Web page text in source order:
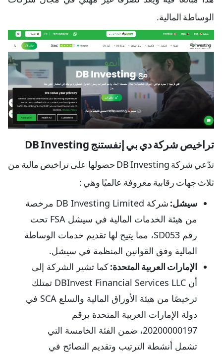
الوساطة المالية.
تراخيص شركة دي بي إنفستنج DB Investing
تدّعي شركة DB Investing حصولها على تراخيص مالية من
ثلاث جهات رقابية معروفة عالميًا وهي :
سيشل:
شركة DB Investing Limited مرخصة
من هيئة الخدمات المالية في سيشل FSA تحت
رقم SD053، مما يتيح لها تقديم خدمات الوساطة
المالية وفق القوانين المنظمة في سيشل.
الإمارات العربية المتحدة:كما تشير الشركة إلى
أن DBInvest Financial Services LLC تمتلك
ترخيصًا من هيئة الأوراق المالية والسلع SCA في
دولة الإمارات العربية المتحدة برقم
20200000197، ضمن الفئة الخامسة التي
تشمل أنشطة الترتيب وتقديم النصائح في